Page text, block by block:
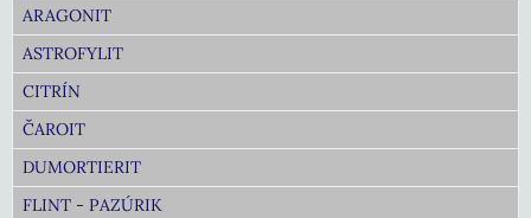
ARAGONIT
ASTROFYLIT
CITRÍN
ČAROIT
DUMORTIERIT
FLINT - PAZÚRIK